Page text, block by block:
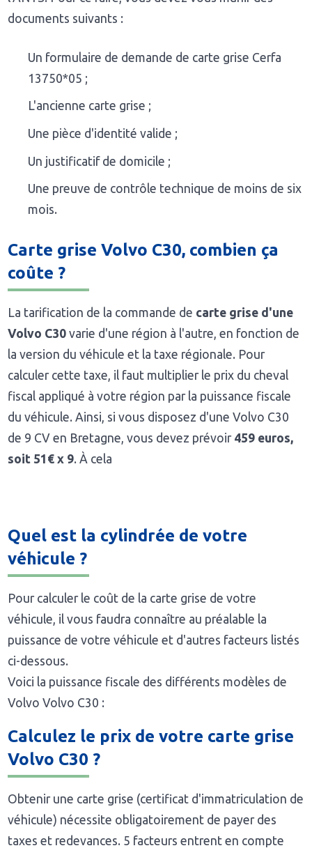
documents suivants :
Un formulaire de demande de carte grise Cerfa
13750*05 ;
L'ancienne carte grise ;
Une pièce d'identité valide ;
Un justificatif de domicile ;
Une preuve de contrôle technique de moins de six
mois.
Carte grise Volvo C30, combien ça
coûte ?
La tarification de la commande de carte grise d'une
Volvo C30 varie d'une région à l'autre, en fonction de
la version du véhicule et la taxe régionale. Pour
calculer cette taxe, il faut multiplier le prix du cheval
fiscal appliqué à votre région par la puissance fiscale
du véhicule. Ainsi, si vous disposez d'une Volvo C30
de 9 CV en Bretagne, vous devez prévoir 459 euros,
soit 51€ x 9. À cela
Quel est la cylindrée de votre
véhicule ?
Pour calculer le coût de la carte grise de votre
véhicule, il vous faudra connaître au préalable la
puissance de votre véhicule et d'autres facteurs listés
ci-dessous.
Voici la puissance fiscale des différents modèles de
Volvo Volvo C30 :
Calculez le prix de votre carte grise
Volvo C30 ?
Obtenir une carte grise (certificat d'immatriculation de
véhicule) nécessite obligatoirement de payer des
taxes et redevances. 5 facteurs entrent en compte